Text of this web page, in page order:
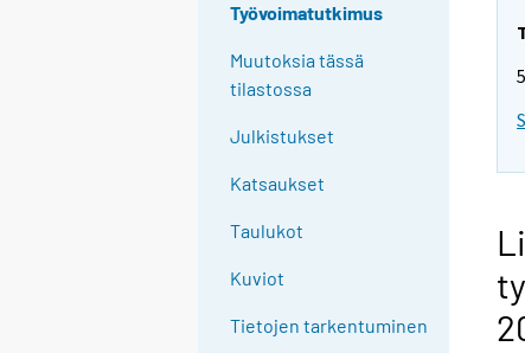
Työvoimatutkimus
Muutoksia tässä
tilastossa
Julkistukset
Katsaukset
Taulukot
Kuviot
Tietojen tarkentuminen